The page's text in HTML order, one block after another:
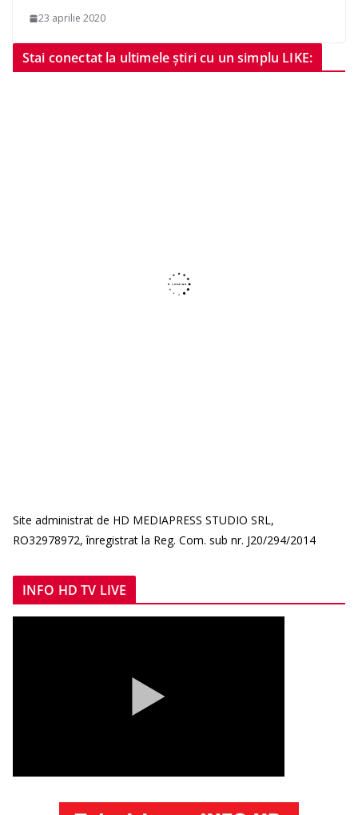
23 aprilie 2020
Stai conectat la ultimele știri cu un simplu LIKE:
Site administrat de HD MEDIAPRESS STUDIO SRL,
RO32978972, înregistrat la Reg. Com. sub nr. J20/294/2014
INFO HD TV LIVE